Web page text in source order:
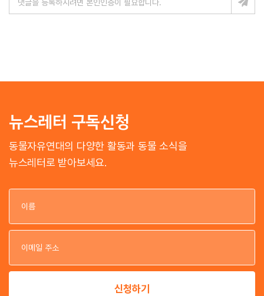
뉴스레터 구독신청
동물자유연대의 다양한 활동과 동물 소식을
뉴스레터로 받아보세요.
이
이
신청하기